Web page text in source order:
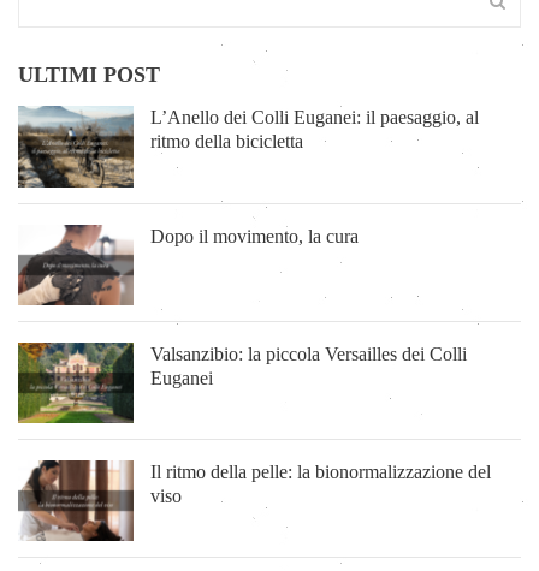
ULTIMI POST
L’Anello dei Colli Euganei: il paesaggio, al
ritmo della bicicletta
Dopo il movimento, la cura
Valsanzibio: la piccola Versailles dei Colli
Euganei
Il ritmo della pelle: la bionormalizzazione del
viso